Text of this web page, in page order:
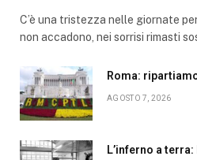
C’è una tristezza nelle giornate
non accadono, nei sorrisi rimasti
Roma:
AGOSTO 7, 2026
L’inferno a